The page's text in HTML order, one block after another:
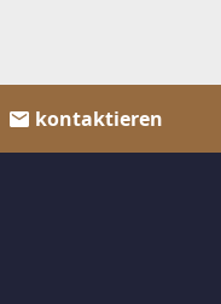
kontaktieren